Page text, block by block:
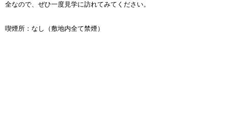
全なので、ぜひ一度見学に訪れてみてください。
喫煙所：なし（敷地内全て禁煙）